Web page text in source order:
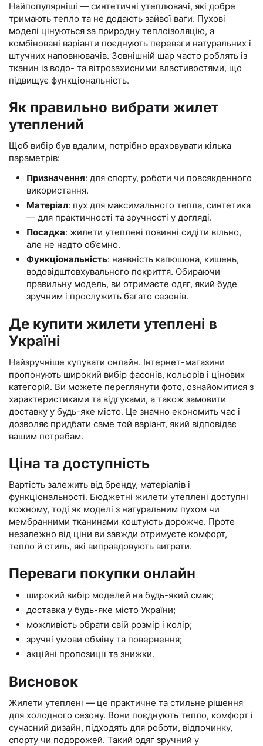
Найпопулярніші — синтетичні утеплювачі, які добре
тримають тепло та не додають зайвої ваги. Пухові
моделі цінуються за природну теплоізоляцію, а
комбіновані варіанти поєднують переваги натуральних і
штучних наповнювачів. Зовнішній шар часто роблять із
тканин із водо- та вітрозахисними властивостями, що
підвищує функціональність.
Як правильно вибрати жилет
утеплений
Щоб вибір був вдалим, потрібно враховувати кілька
параметрів:
Призначення: для спорту, роботи чи повсякденного
використання.
Матеріал: пух для максимального тепла, синтетика
— для практичності та зручності у догляді.
Посадка: жилети утеплені повинні сидіти вільно,
але не надто об’ємно.
Функціональність: наявність капюшона, кишень,
водовідштовхувального покриття. Обираючи
правильну модель, ви отримаєте одяг, який буде
зручним і прослужить багато сезонів.
Де купити жилети утеплені в
Україні
Найзручніше купувати онлайн. Інтернет-магазини
пропонують широкий вибір фасонів, кольорів і цінових
категорій. Ви можете переглянути фото, ознайомитися з
характеристиками та відгуками, а також замовити
доставку у будь-яке місто. Це значно економить час і
дозволяє придбати саме той варіант, який відповідає
вашим потребам.
Ціна та доступність
Вартість залежить від бренду, матеріалів і
функціональності. Бюджетні жилети утеплені доступні
кожному, тоді як моделі з натуральним пухом чи
мембранними тканинами коштують дорожче. Проте
незалежно від ціни ви завжди отримуєте комфорт,
тепло й стиль, які виправдовують витрати.
Переваги покупки онлайн
широкий вибір моделей на будь-який смак;
доставка у будь-яке місто України;
можливість обрати свій розмір і колір;
зручні умови обміну та повернення;
акційні пропозиції та знижки.
Висновок
Жилети утеплені — це практичне та стильне рішення
для холодного сезону. Вони поєднують тепло, комфорт і
сучасний дизайн, підходять для роботи, відпочинку,
спорту чи подорожей. Такий одяг зручний у